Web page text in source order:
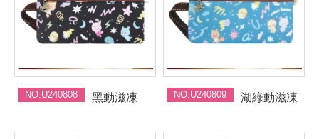
NO.U240808 黑動滋凍 NO.U240809 湖綠動滋凍